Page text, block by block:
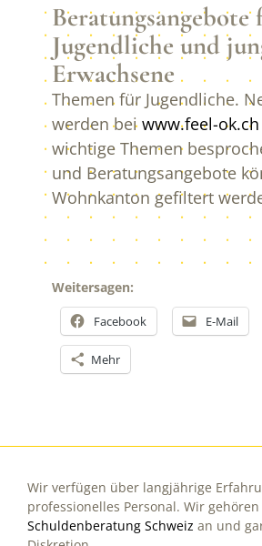
Beratungsangebote
Jugendliche und
Erwachsene
Themen für Jugendliche.
werden beiwww.feel-ok.ch
wichtige Themen
und Beratungsangebote
Wohnkanton gefiltert
Weitersagen:
Facebook E-Mail
Mehr
Wir verfügen über langjährige
professionelles Personal. Wir
Schuldenberatung Schweiz an und